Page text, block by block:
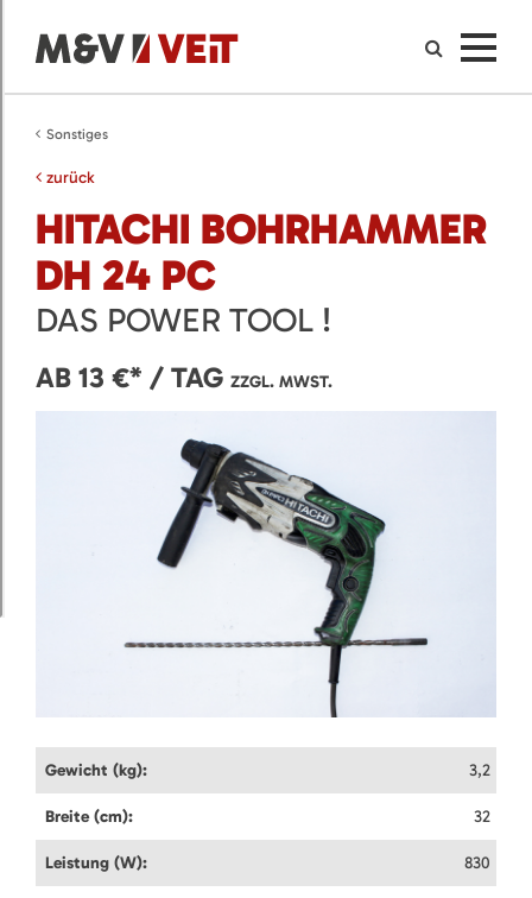
Sonstiges
zurück
HITACHI BOHRHAMMER
DH 24 PC
DAS POWER TOOL !
AB 13 €* / TAG ZZGL. MWST.
Gewicht (kg): 3,2
Breite (cm): 32
Leistung (W): 830